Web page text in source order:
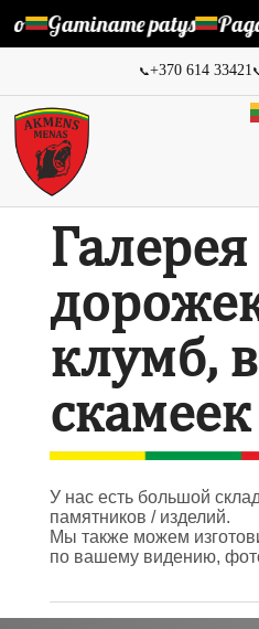
Gaminame patys
📞+370 614 33421
Галерея
клумб,
скамеек
У нас есть большой
памятников / изделий.
Мы также можем
по вашему видению,